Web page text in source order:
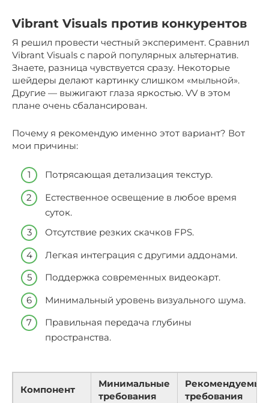
Vibrant Visuals против конкурентов
Я решил провести честный эксперимент. Сравнил
Vibrant Visuals с парой популярных альтернатив.
Знаете, разница чувствуется сразу. Некоторые
шейдеры делают картинку слишком «мыльной».
Другие — выжигают глаза яркостью. VV в этом
плане очень сбалансирован.
Почему я рекомендую именно этот вариант? Вот
мои причины:
Потрясающая детализация текстур.
Естественное освещение в любое время
суток.
Отсутствие резких скачков FPS.
Легкая интеграция с другими аддонами.
Поддержка современных видеокарт.
Минимальный уровень визуального шума.
Правильная передача глубины
пространства.
Компонент
Минимальные
требования
Рекомендуемые
требования